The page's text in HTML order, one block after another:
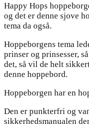
Happy Hops
og det er denne sjove
tema da også.
Hoppeborgens tema
prinser og prinsesser,
det, så vil de helt
denne hoppebord.
Hoppeborgen har en
Den er punkterfri og
sikkerhedsmanualen